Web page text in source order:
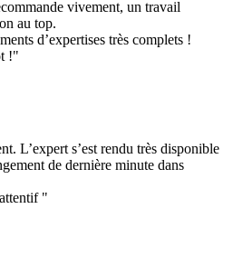
vivement, un travail
au top.
d’expertises très complets !
!"
L’expert s’est rendu très disponible
de dernière minute dans
"